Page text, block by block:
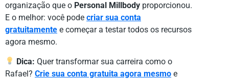
organização que o Personal Millbody proporcionou.
E o melhor: você pode criar sua conta
gratuitamente e começar a testar todos os recursos
agora mesmo.
Dica: Quer transformar sua carreira como o
Rafael? Crie sua conta gratuita agora mesmo e